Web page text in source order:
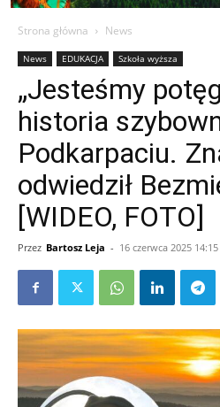
Strona główna News
News EDUKACJA Szkoła wyższa
„Jesteśmy
historia
Podkarpaciu.
odwiedził
[WIDEO, FOTO]
Przez Bartosz Leja - 16 czerwca 2025 14:15